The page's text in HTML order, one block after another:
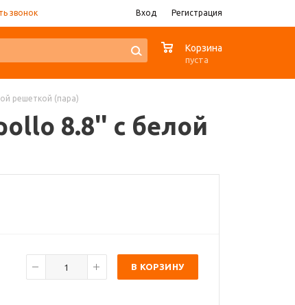
звонок Вход Регистрация
Корзина
пуста
решеткой (пара)
8.8'' с белой
В КОРЗИНУ